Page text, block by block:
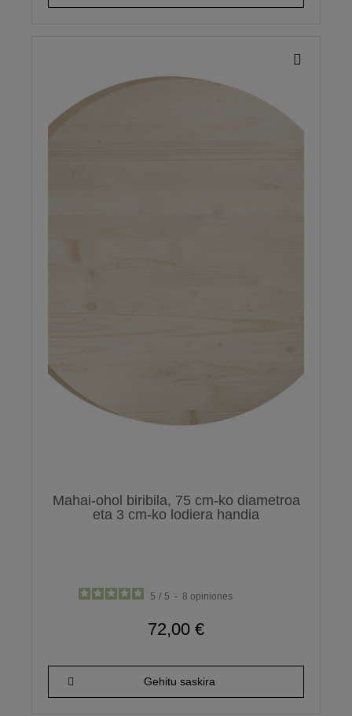
Mahai-ohol biribila, 75 cm-ko diametroa
eta 3 cm-ko lodiera handia
5 / 5 - 8opiniones
72,00 €
Gehitu saskira